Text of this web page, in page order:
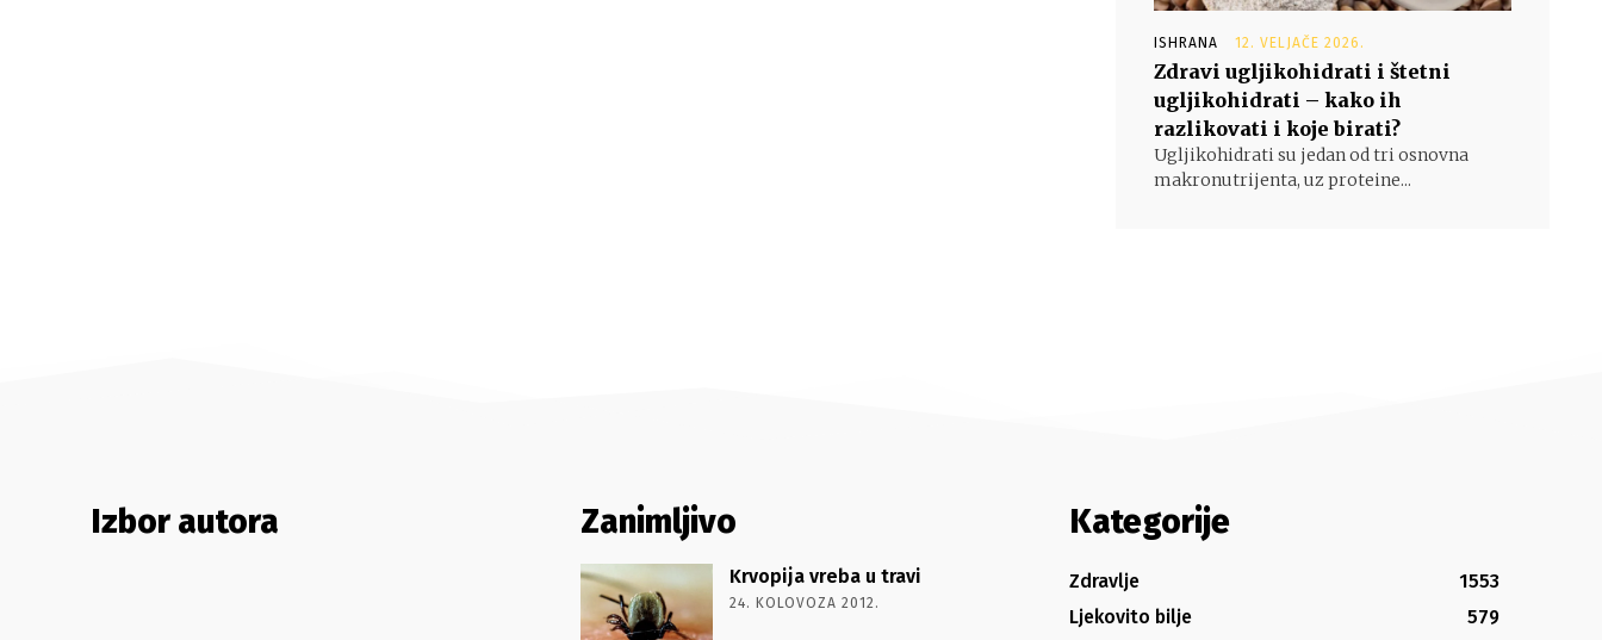
ISHRANA 12. VELJAČE 2026.
Zdravi ugljikohidrati i štetni
ugljikohidrati – kako ih
razlikovati i koje birati?
Ugljikohidrati su jedan od tri osnovna
makronutrijenta, uz proteine...
Izbor autora Zanimljivo
Krvopija vreba u travi
24. KOLOVOZA 2012.
Kategorije
Zdravlje
1553
Ljekovito bilje
579